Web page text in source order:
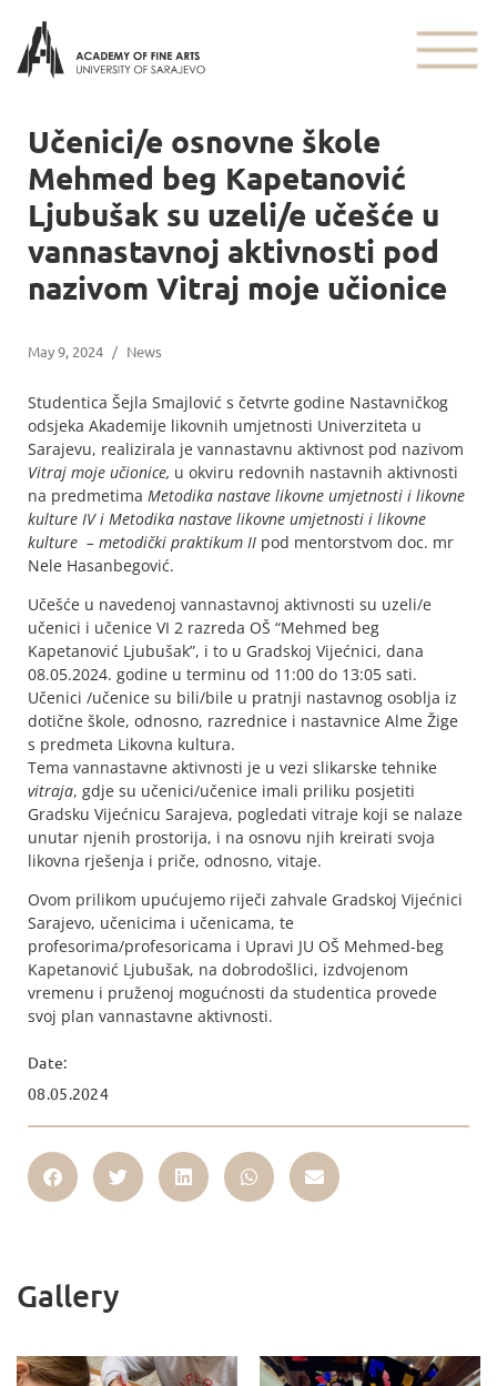
Učenici/e osnovne škole
Mehmed beg Kapetanović
Ljubušak su uzeli/e učešće u
vannastavnoj aktivnosti pod
nazivom Vitraj moje učionice
May 9, 2024 / News
Studentica Šejla Smajlović s četvrte godine Nastavničkog
odsjeka Akademije likovnih umjetnosti Univerziteta u
Sarajevu, realizirala je vannastavnu aktivnost pod nazivom
Vitraj moje učionice, u okviru redovnih nastavnih aktivnosti
na predmetima Metodika nastave likovne umjetnosti i likovne
kulture IV i Metodika nastave likovne umjetnosti i likovne
kulture – metodički praktikum II pod mentorstvom doc. mr
Nele Hasanbegović.
Učešće u navedenoj vannastavnoj aktivnosti su uzeli/e
učenici i učenice VI 2 razreda OŠ “Mehmed beg
Kapetanović Ljubušak”, i to u Gradskoj Vijećnici, dana
08.05.2024. godine u terminu od 11:00 do 13:05 sati.
Učenici /učenice su bili/bile u pratnji nastavnog osoblja iz
dotične škole, odnosno, razrednice i nastavnice Alme Žige
s predmeta Likovna kultura.
Tema vannastavne aktivnosti je u vezi slikarske tehnike
vitraja, gdje su učenici/učenice imali priliku posjetiti
Gradsku Vijećnicu Sarajeva, pogledati vitraje koji se nalaze
unutar njenih prostorija, i na osnovu njih kreirati svoja
likovna rješenja i priče, odnosno, vitaje.
Ovom prilikom upućujemo riječi zahvale Gradskoj Vijećnici
Sarajevo, učenicima i učenicama, te
profesorima/profesoricama i Upravi JU OŠ Mehmed-beg
Kapetanović Ljubušak, na dobrodošlici, izdvojenom
vremenu i pruženoj mogućnosti da studentica provede
svoj plan vannastavne aktivnosti.
Date:
08.05.2024
Gallery